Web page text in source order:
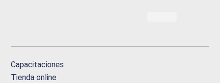
Capacitaciones
Tienda online